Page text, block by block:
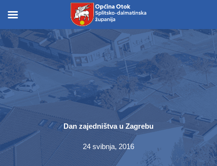
content
content
Dan zajedništva u Zagrebu
24 svibnja, 2016